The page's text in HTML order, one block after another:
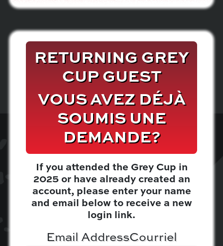
RETURNING GREY
CUP GUEST
VOUS AVEZ DÉJÀ
SOUMIS UNE
DEMANDE?
If you attended the Grey Cup in
2025 or have already created an
account, please enter your name
and email below to receive a new
login link.
Email AddressCourriel